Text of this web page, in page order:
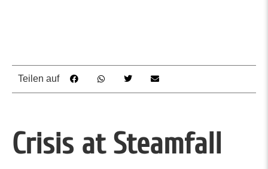
Teilen auf
Crisis at Steamfall